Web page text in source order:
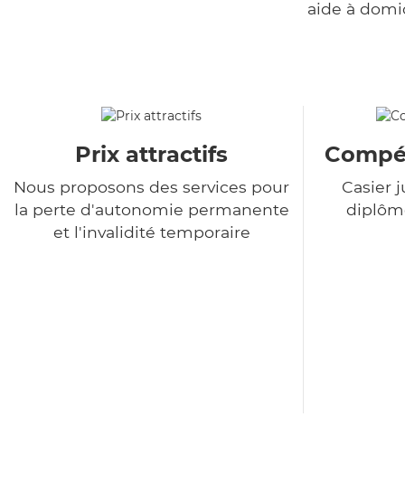
aide à
Prix attractifs
Nous proposons des services pour
la perte d'autonomie permanente
et l'invalidité temporaire
Casier